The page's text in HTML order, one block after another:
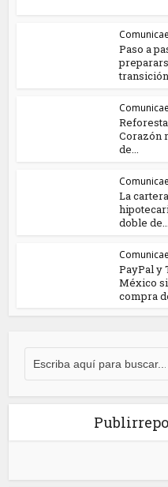
Comunicae
Paso a
transición
Comunicae
Corazón
de...
Comunicae
La
doble de...
Comunicae
PayPal y
México
compra